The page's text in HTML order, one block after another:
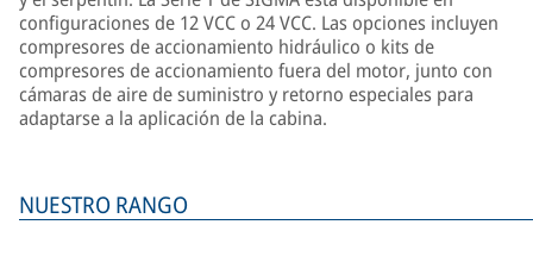
configuraciones de 12 VCC o 24 VCC. Las opciones incluyen
compresores de accionamiento hidráulico o kits de
compresores de accionamiento fuera del motor, junto con
cámaras de aire de suministro y retorno especiales para
adaptarse a la aplicación de la cabina.
NUESTRO RANGO